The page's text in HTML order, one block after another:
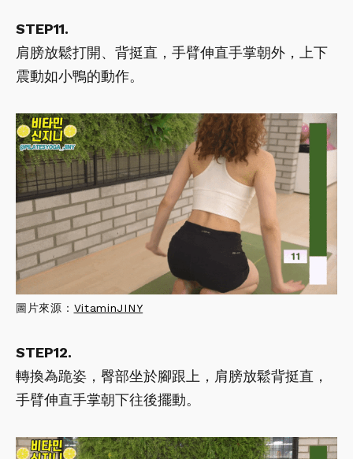
STEP11.
肩膀放鬆打開、背挺直，手臂伸直手掌朝外，上下
震動如小鴨的動作。
圖片來源： VitaminJINY
STEP12.
轉換為跪姿，臀部坐於腳跟上，肩膀放鬆背挺直，
手臂伸直手掌朝下往後擺動。